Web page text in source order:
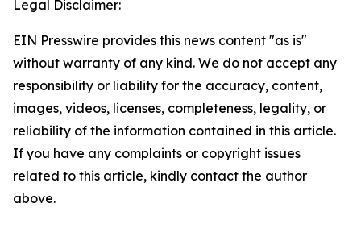
Legal Disclaimer:
EIN Presswire provides this news content "as is"
without warranty of any kind. We do not accept any
responsibility or liability for the accuracy, content,
images, videos, licenses, completeness, legality, or
reliability of the information contained in this article.
If you have any complaints or copyright issues
related to this article, kindly contact the author
above.